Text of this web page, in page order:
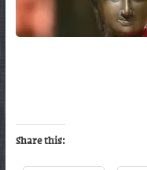
Share this: